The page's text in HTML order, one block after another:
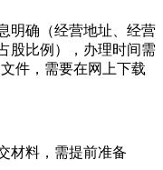
明确（经营地址、经营
股比例），办理时间需
件，需要在网上下载
材料，需提前准备